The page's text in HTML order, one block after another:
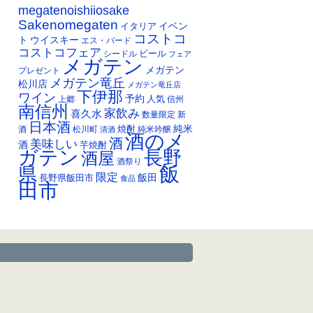
イ
ブ
megatenoishiiosake
Sakenomegaten イタリア イベン
ト ウイスキー エス・バード コストコ
コストコフェア シードル ビール フェア
プレゼント メガテン
メガテン
松川店 メガテン竜丘 メガテン竜丘店
ワイン 上郷 下伊那 予約 人気 信州
南信州 喜久水 家飲み 数量限定 新
酒 日本酒 松川町 清酒 焼酎 純米吟醸 純米
酒 美味しい 芋焼酎 酒酒のメ
ガテン 酒屋 酒祭り 長野
県 長野県飯田市 限定 食品 飯田 飯
田市